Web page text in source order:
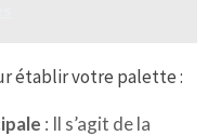
établir votre palette :
: Il s’agit de la